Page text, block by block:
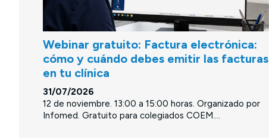
Webinar gratuito: Factura electrónica:
cómo y cuándo debes emitir las facturas
en tu clínica
31/07/2026
12 de noviembre. 13:00 a 15:00 horas. Organizado por
Infomed. Gratuito para colegiados COEM....